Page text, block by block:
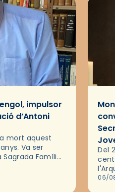
impulsor
d’Antoni
mort aquest
Va ser
Família
Del
les
06/